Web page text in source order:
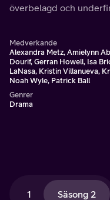
överbelagd och
Medverkande
Alexandra Metz, Amielynn
Dourif, Gerran Howell, Isa
LaNasa, Kristin Villanueva,
Noah Wyle, Patrick Ball
Genrer
Drama
1 Säsong 2